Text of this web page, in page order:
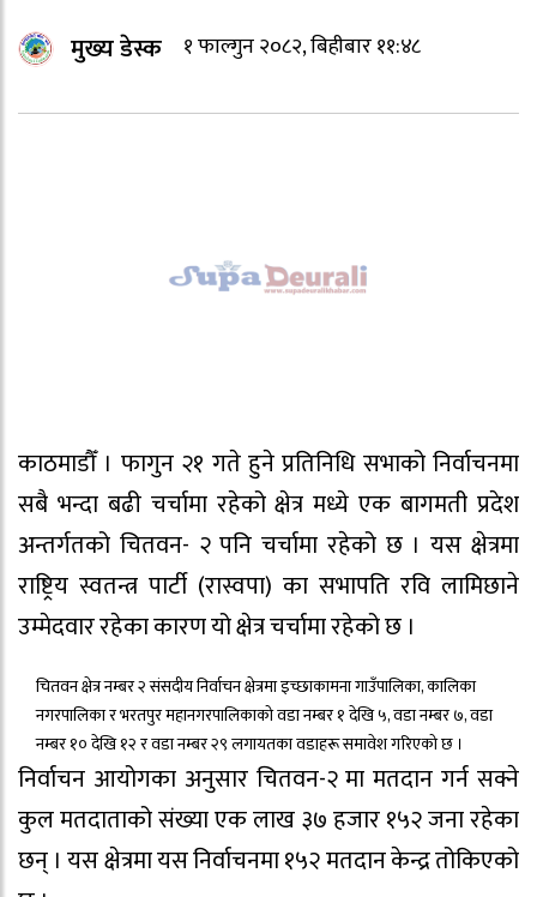
मुख्य डेस्क
१ फाल्गुन २०८२, बिहीबार ११:४८
काठमाडौँ । फागुन २१ गते हुने प्रतिनिधि सभाको निर्वाचनमा
सबै भन्दा बढी चर्चामा रहेको क्षेत्र मध्ये एक बागमती प्रदेश
अन्तर्गतको चितवन- २ पनि चर्चामा रहेको छ । यस क्षेत्रमा
राष्ट्रिय स्वतन्त्र पार्टी (रास्वपा) का सभापति रवि लामिछाने
उम्मेदवार रहेका कारण यो क्षेत्र चर्चामा रहेको छ ।
चितवन क्षेत्र नम्बर २ संसदीय निर्वाचन क्षेत्रमा इच्छाकामना गाउँपालिका, कालिका
नगरपालिका र भरतपुर महानगरपालिकाको वडा नम्बर १ देखि ५, वडा नम्बर ७, वडा
नम्बर १० देखि १२ र वडा नम्बर २९ लगायतका वडाहरू समावेश गरिएको छ ।
निर्वाचन आयोगका अनुसार चितवन-२ मा मतदान गर्न सक्ने
कुल मतदाताको संख्या एक लाख ३७ हजार १५२ जना रहेका
छन् । यस क्षेत्रमा यस निर्वाचनमा १५२ मतदान केन्द्र तोकिएको